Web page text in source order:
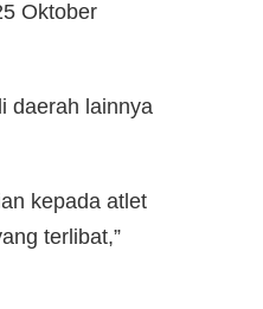
Oktober
daerah lainnya
kepada atlet
terlibat,”